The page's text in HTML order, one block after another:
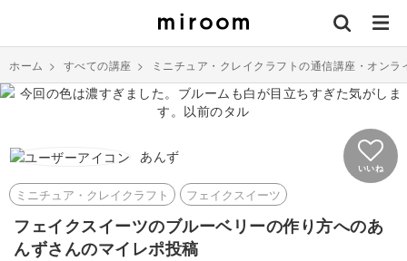
ホーム > すべての講座 > ミニチュア・クレイクラフトの通信講座・オンラ
あんず
いいね
ミニチュア・クレイクラフト フェイクスイーツ
フェイクスイーツのブルーベリーの作り方へのあ
んずさんのマイレポ投稿